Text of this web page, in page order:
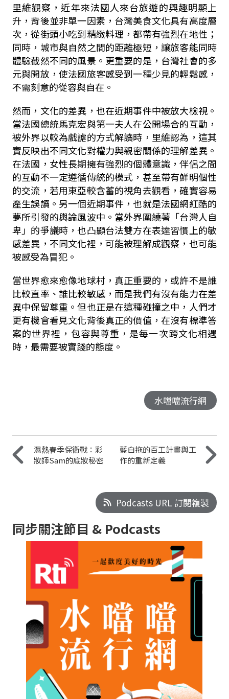
里維觀察，近年來法國人來台旅遊的興趣明顯上
升，背後並非單一因素，台灣美食文化具有高度層
次，從街頭小吃到精緻料理，都帶有強烈在地性；
同時，城市與自然之間的距離極短，讓旅客能同時
體驗截然不同的風景。更重要的是，台灣社會的多
元與開放，使法國旅客感受到一種少見的輕鬆感，
不需刻意的從容與自在。
然而，文化的差異，也在近期事件中被放大檢視。
當法國總統馬克宏與第一夫人在公開場合的互動，
被外界以較為戲謔的方式解讀時，里維認為，這其
實反映出不同文化對權力與親密關係的理解差異。
在法國，女性長期擁有強烈的個體意識，伴侶之間
的互動不一定遵循傳統的模式，甚至帶有鮮明個性
的交流，若用東亞較含蓄的視角去觀看，確實容易
產生誤讀。另一個近期事件，也就是法國網紅酷的
夢所引發的輿論風波中。當外界圍繞著「台灣人自
卑」的爭議時，也凸顯台法雙方在表達習慣上的敏
感差異，不同文化裡，可能被理解成觀察，也可能
被感受為冒犯。
當世界愈來愈像地球村，真正重要的，或許不是誰
比較直率、誰比較敏感，而是我們有沒有能力在差
異中保留尊重。但也正是在這種碰撞之中，人們才
更有機會看見文化背後真正的價值，在沒有標準答
案的世界裡，包容與尊重，是每一次跨文化相遇
時，最需要被實踐的態度。
水噹噹流行網
濕熱春季保衛戰：彩
妝師Sam的底妝秘密
藍白拖的百工計畫與工
作的重新定義
Podcasts URL 訂閱複製
同步關注節目 & Podcasts